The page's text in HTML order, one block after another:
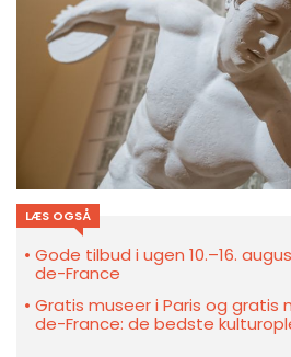
LÆS OGSÅ
Gode tilbud i ugen 10.–16.
de-France
Gratis museer i Paris og gratis
de-France: de bedste